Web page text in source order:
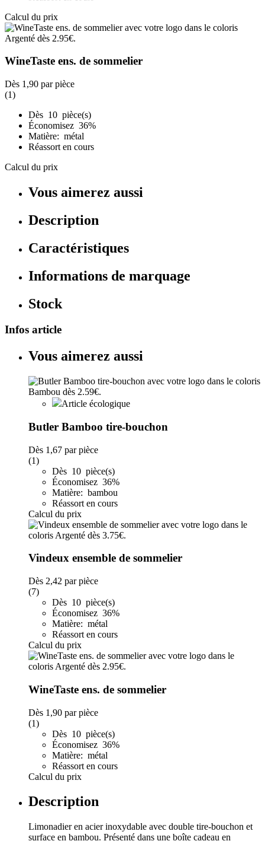
Calcul du prix
WineTaste ens. de sommelier
Dès 1,90 par pièce
(1)
Dès 10 pièce(s)
Économisez 36%
Matière: métal
Réassort en cours
Calcul du prix
Vous aimerez aussi
Description
Caractéristiques
Informations de marquage
Stock
Infos article
Vous aimerez aussi
Article écologique
Butler Bamboo tire-bouchon
Dès 1,67 par pièce
(1)
Dès 10 pièce(s)
Économisez 36%
Matière: bambou
Réassort en cours
Calcul du prix
Vindeux ensemble de sommelier
Dès 2,42 par pièce
(7)
Dès 10 pièce(s)
Économisez 36%
Matière: métal
Réassort en cours
Calcul du prix
WineTaste ens. de sommelier
Dès 1,90 par pièce
(1)
Dès 10 pièce(s)
Économisez 36%
Matière: métal
Réassort en cours
Calcul du prix
Description
Limonadier en acier inoxydable avec double tire-bouchon et
surface en bambou. Présenté dans une boîte cadeau en